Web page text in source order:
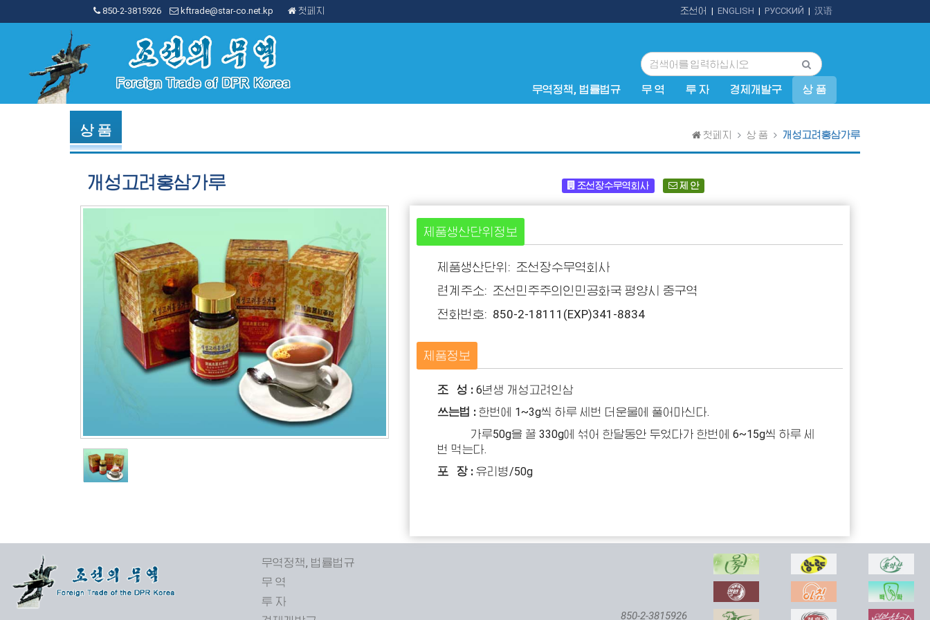
850-2-3815926 kftrade@star-co.net.kp 첫페지 | 汉语
| РУССКИЙ
| ENGLISH
조선어
무역정책, 법률법규 무 역 투 자 경제개발구 상 품
상 품 첫페지 상 품 개성고려홍삼가루
개성고려홍삼가루 조선장수무역회사 제 안
제품생산단위정보
제품생산단위: 조선장수무역회사
련계주소: 조선민주주의인민공화국 평양시 중구역
전화번호: 850-2-18111(EXP)341-8834
제품정보
조 성 :6년생 개성고려인삼
쓰는법 : 한번에 1~3g씩 하루 세번 더운물에 풀어마신다.
가루50g을 꿀 330g에 섞어 한달동안 두었다가 한번에 6~15g씩 하루 세
번 먹는다.
포 장 :유리병/50g
무역정책, 법률법규
무 역
투 자
850-2-3815926